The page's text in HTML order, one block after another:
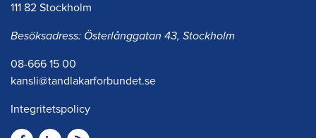
111 82 Stockholm
Besöksadress: Österlånggatan 43, Stockholm
08-666 15 00
kansli@tandlakarforbundet.se
Integritetspolicy